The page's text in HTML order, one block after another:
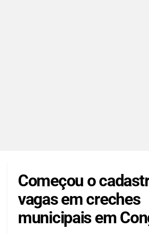
Começou o
vagas em creches
municipais em